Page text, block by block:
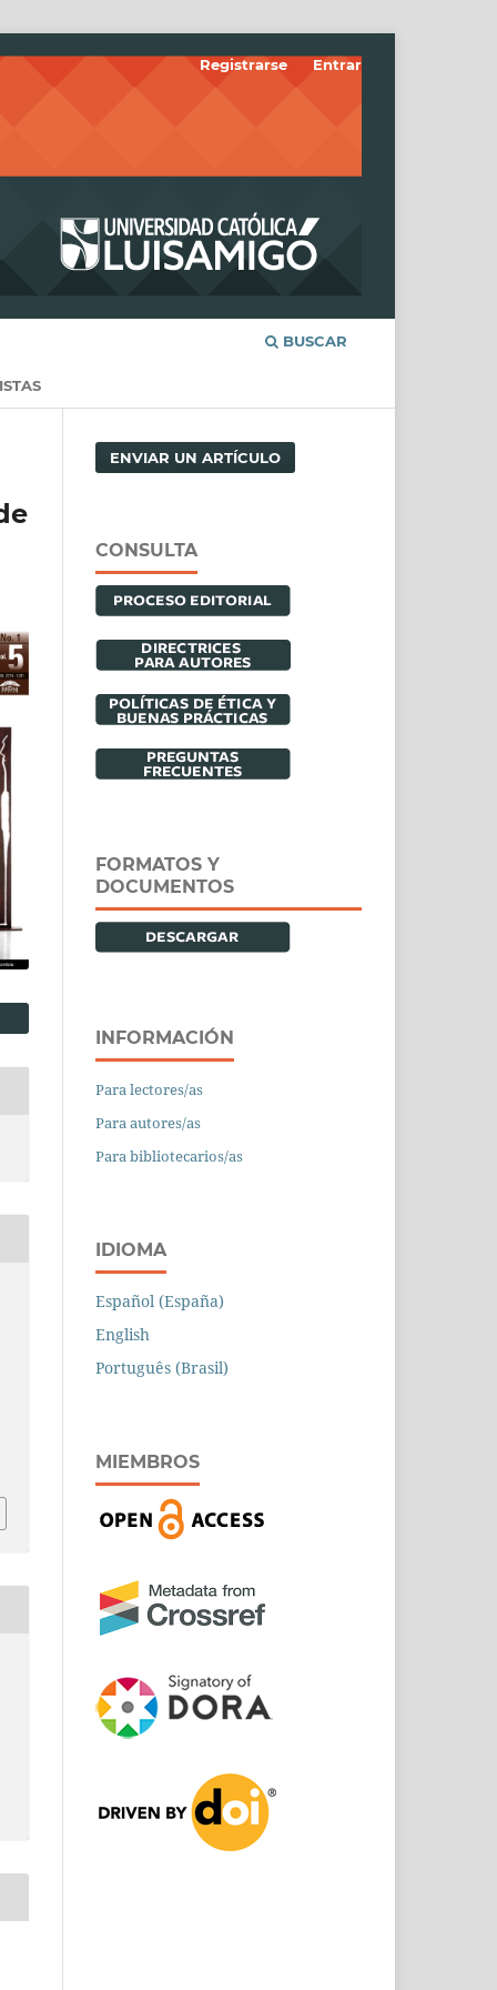
BUSCAR
Registrarse Entrar
ENVIAR UN ARTÍCULO
CONSULTA
FORMATOS Y
DOCUMENTOS
INFORMACIÓN
Para lectores/as
Para autores/as
Para bibliotecarios/as
IDIOMA
Español (España)
English
Português (Brasil)
MIEMBROS